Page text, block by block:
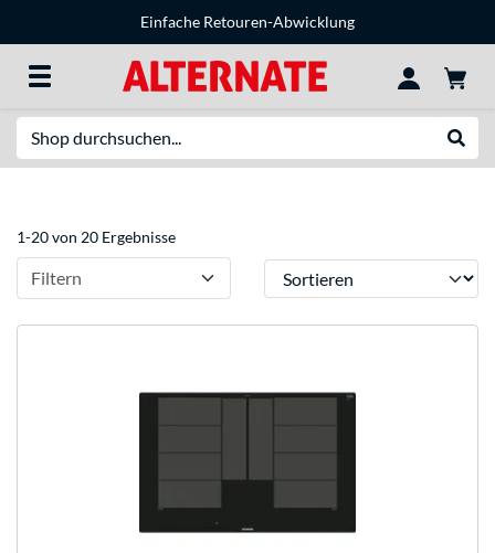
Einfache Retouren-Abwicklung
1-20 von 20 Ergebnisse
Filtern Sortieren